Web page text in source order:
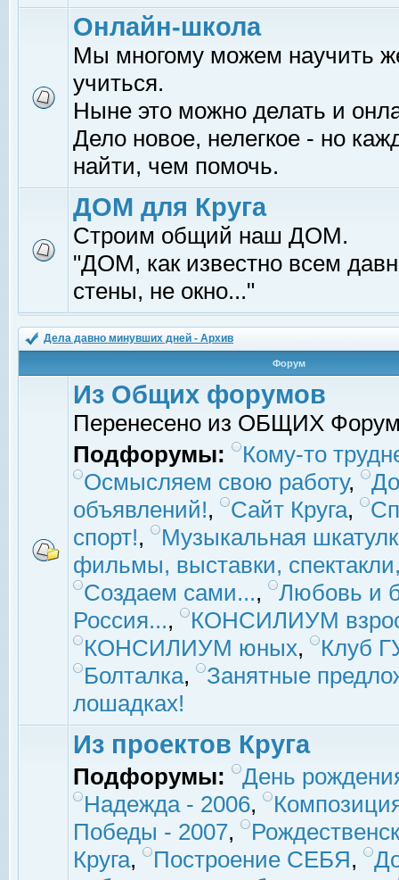
Онлайн-школа
Мы многому можем научить
учиться.
Ныне это можно делать и
Дело новое, нелегкое - но
найти, чем помочь.
ДОМ для Круга
Строим общий наш ДОМ.
"ДОМ, как известно всем
стены, не окно..."
Дела давно минувших дней - Архив
Форум
Из Общих форумов
Перенесено из ОБЩИХ
Подфорумы:
Кому-то
Осмысляем свою работу,
объявлений!, Сайт Круга,
спорт!,
Музыкальная
фильмы, выставки,
Создаем сами...,
Любовь и
Россия...,
КОНСИЛИУМ
КОНСИЛИУМ юных,
Клуб
Болталка,
Занятные
лошадках!
Из проектов Круга
Подфорумы:
День
Надежда - 2006,
Победы - 2007,
Круга, Построение СЕБЯ,